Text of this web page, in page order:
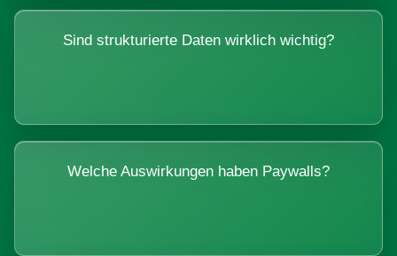
Sind strukturierte Daten wirklich wichtig?
Welche Auswirkungen haben Paywalls?